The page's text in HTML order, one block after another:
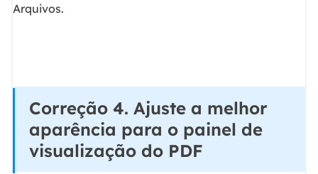
Arquivos.
Correção 4. Ajuste a melhor
aparência para o painel de
visualização do PDF